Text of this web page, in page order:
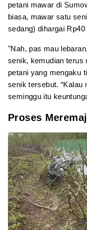
petani mawar di
biasa, mawar satu
sedang) dihargai
"Nah, pas mau
senik, kemudian terus
petani yang mengaku
senik tersebut. “Kalau
seminggu itu
Proses